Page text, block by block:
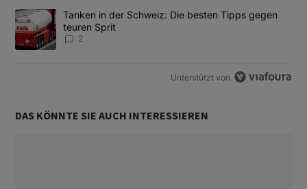
Ein Trendartikel mit dem Titel "Tanken in der Schweiz: Die
Tanken in der Schweiz: Die besten Tipps gegen
teuren Sprit
2
Unterstützt von
DAS KÖNNTE SIE AUCH INTERESSIEREN